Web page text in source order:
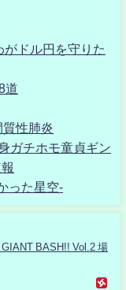
ドル円を守りた
道
性肺炎
ガチホモ童貞ギン
った星空-
BASH!! Vol.2 場